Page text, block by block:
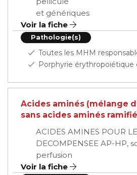
et génériques
Voir la fiche
Pathologie(s)
Toutes les MHM
Porphyrie érythropoiétique
Acides aminés (mélange
sans acides aminés
ACIDES AMINES POUR
DECOMPENSEE AP-HP,
perfusion
Voir la fiche